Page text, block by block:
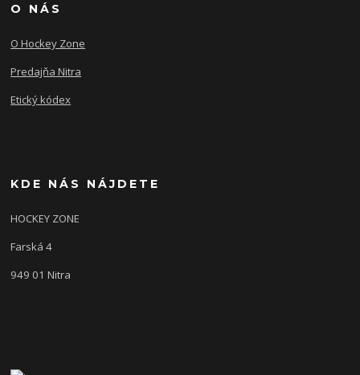
O NÁS
O Hockey Zone
Predajňa Nitra
Etický kódex
KDE NÁS NÁJDETE
HOCKEY ZONE
Farská 4
949 01 Nitra